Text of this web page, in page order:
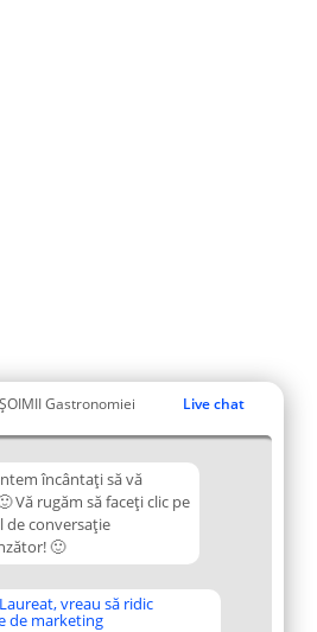
ȘOIMII Gastronomiei Live chat
încântați să vă
Vă rugăm să faceți clic pe
de conversație
🙂
vreau să ridic
de marketing